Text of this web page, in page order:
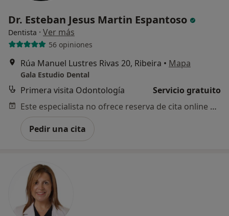
Dr. Esteban Jesus Martin Espantoso
Dentista · Ver más
56 opiniones
Rúa Manuel Lustres Rivas 20, Ribeira • Mapa
Gala Estudio Dental
Primera visita Odontología
Servicio gratuito
Este especialista no ofrece reserva de cita online en esta dirección.
Pedir una cita